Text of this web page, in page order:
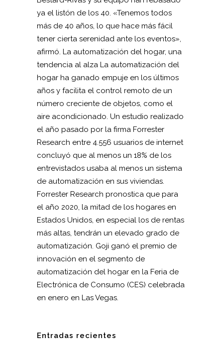
ya el listón de los 40. «Tenemos todos
más de 40 años, lo que hace más fácil
tener cierta serenidad ante los eventos»,
afirmó. La automatización del hogar, una
tendencia al alza La automatización del
hogar ha ganado empuje en los últimos
años y facilita el control remoto de un
número creciente de objetos, como el
aire acondicionado. Un estudio realizado
el año pasado por la firma Forrester
Research entre 4.556 usuarios de internet
concluyó que al menos un 18% de los
entrevistados usaba al menos un sistema
de automatización en sus viviendas.
Forrester Research pronostica que para
el año 2020, la mitad de los hogares en
Estados Unidos, en especial los de rentas
más altas, tendrán un elevado grado de
automatización. Goji ganó el premio de
innovación en el segmento de
automatización del hogar en la Feria de
Electrónica de Consumo (CES) celebrada
en enero en Las Vegas.
Entradas recientes